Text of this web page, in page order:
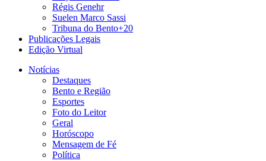
Régis Genehr
Suelen Marco Sassi
Tribuna do Bento+20
Publicações Legais
Edição Virtual
Notícias
Destaques
Bento e Região
Esportes
Foto do Leitor
Geral
Horóscopo
Mensagem de Fé
Política